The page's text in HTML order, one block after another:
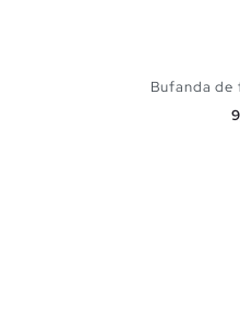
Bufanda de